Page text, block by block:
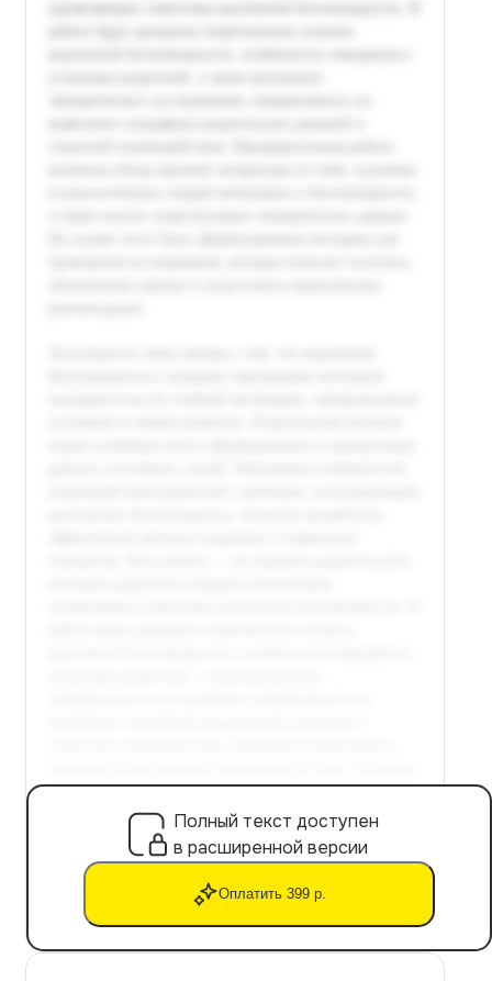
Полный текст доступен
в расширенной версии
Оплатить 399 р.